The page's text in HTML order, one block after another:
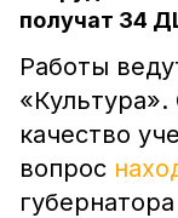
получат 34
Работы
качество
вопрос